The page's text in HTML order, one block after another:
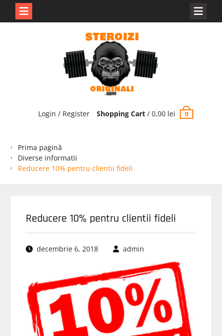
Login / Register Shopping Cart/ 0,00 lei 0
Prima pagină
Diverse informatii
Reducere 10% pentru clientii fideli
Reducere 10% pentru clientii fideli
decembrie 6, 2018 admin